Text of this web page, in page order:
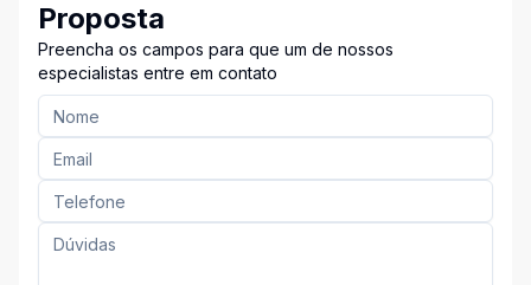
Proposta
Preencha os campos para que um de nossos
especialistas entre em contato